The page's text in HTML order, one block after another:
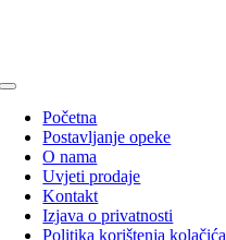
Toggle
NavigationPočetna
Postavljanje opeke
O nama
Uvjeti prodaje
Kontakt
Izjava o privatnosti
Politika korištenja kolačića